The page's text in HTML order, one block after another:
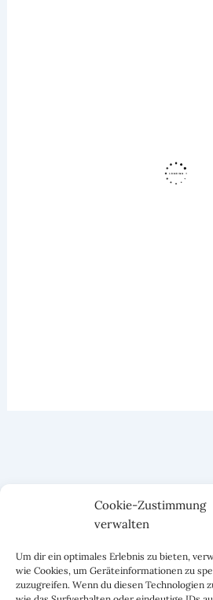
Cookie-Zustimmung
verwalten
Um dir ein optimales Erlebnis zu bieten,
wie Cookies, um Geräteinformationen zu
zuzugreifen. Wenn du diesen Technologien